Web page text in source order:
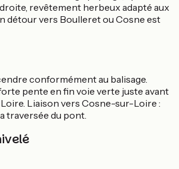
revêtement herbeux adapté aux
détour vers Boulleret ou Cosne est
conformément au balisage.
forte pente en fin voie verte juste avant
Loire. Liaison vers Cosne-sur-Loire :
traversée du pont.